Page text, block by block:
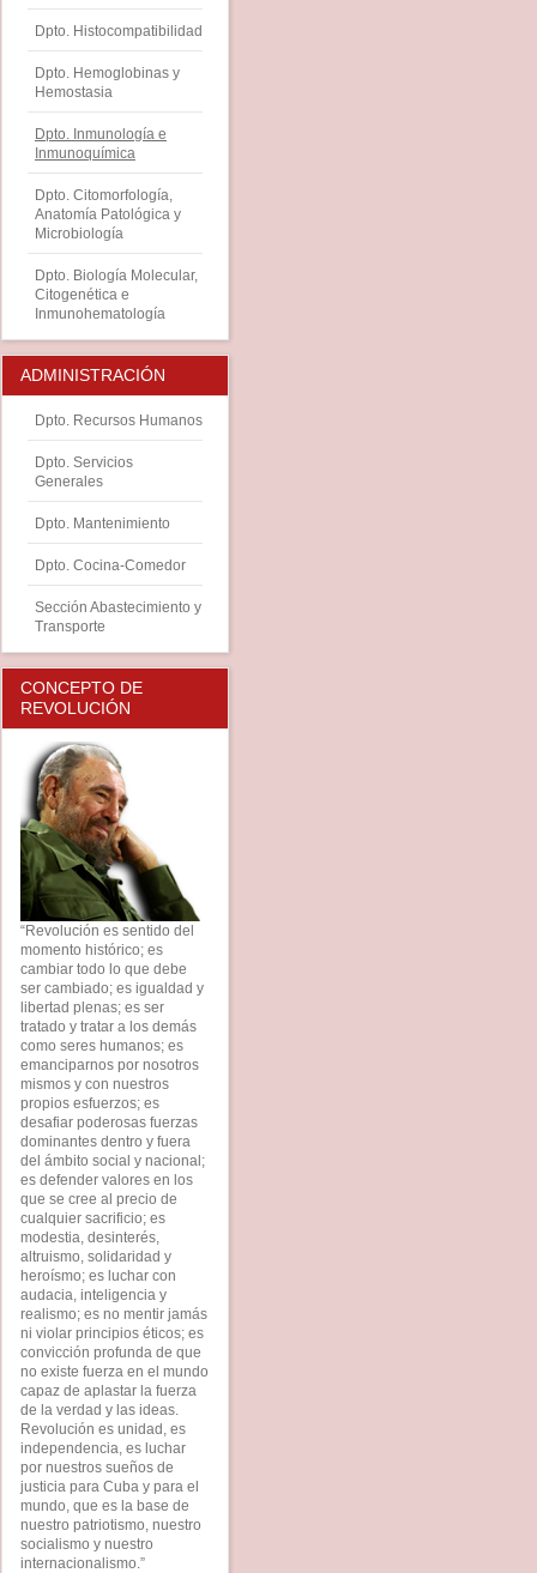
Dpto. Histocompatibilidad
Dpto. Hemoglobinas y
Hemostasia
Dpto. Inmunología e
Inmunoquímica
Dpto. Citomorfología,
Anatomía Patológica y
Microbiología
Dpto. Biología Molecular,
Citogenética e
Inmunohematología
ADMINISTRACIÓN
Dpto. Recursos Humanos
Dpto. Servicios
Generales
Dpto. Mantenimiento
Dpto. Cocina-Comedor
Sección Abastecimiento y
Transporte
CONCEPTO DE
REVOLUCIÓN
“Revolución es sentido del
momento histórico; es
cambiar todo lo que debe
ser cambiado; es igualdad y
libertad plenas; es ser
tratado y tratar a los demás
como seres humanos; es
emanciparnos por nosotros
mismos y con nuestros
propios esfuerzos; es
desafiar poderosas fuerzas
dominantes dentro y fuera
del ámbito social y nacional;
es defender valores en los
que se cree al precio de
cualquier sacrificio; es
modestia, desinterés,
altruismo, solidaridad y
heroísmo; es luchar con
audacia, inteligencia y
realismo; es no mentir jamás
ni violar principios éticos; es
convicción profunda de que
no existe fuerza en el mundo
capaz de aplastar la fuerza
de la verdad y las ideas.
Revolución es unidad, es
independencia, es luchar
por nuestros sueños de
justicia para Cuba y para el
mundo, que es la base de
nuestro patriotismo, nuestro
socialismo y nuestro
internacionalismo.”